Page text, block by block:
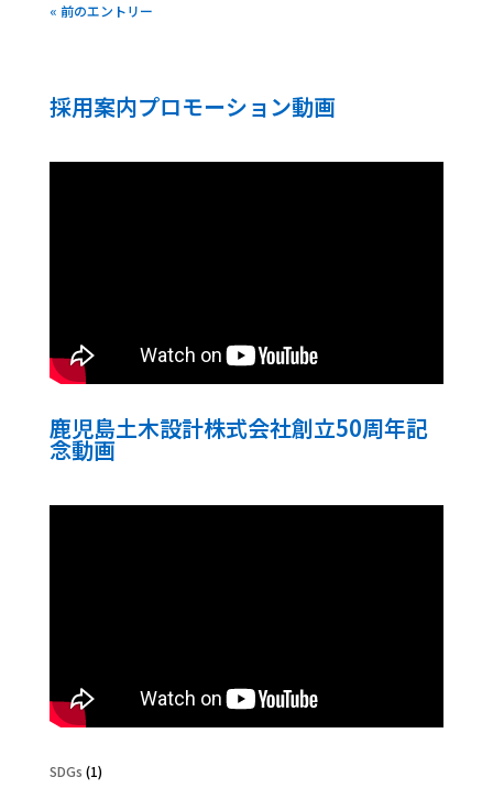
« 前のエントリー
採用案内プロモーション動画
鹿児島土木設計株式会社創立50周年記
念動画
SDGs (1)